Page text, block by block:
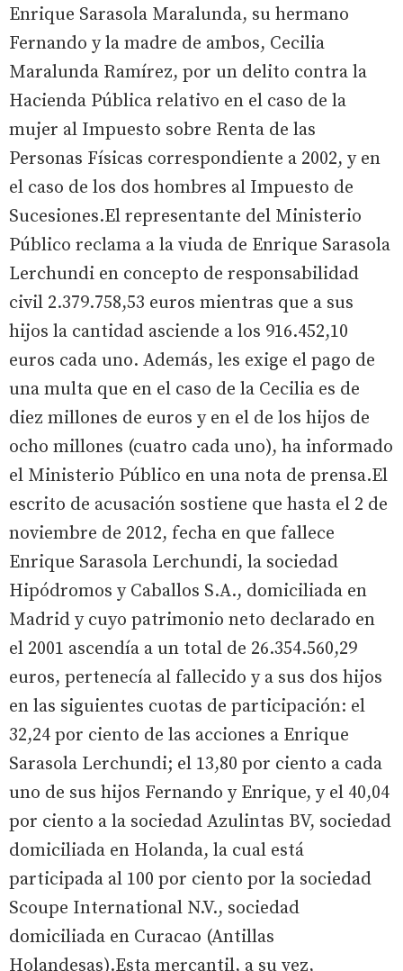
Enrique Sarasola Maralunda, su hermano
Fernando y la madre de ambos, Cecilia
Maralunda Ramírez, por un delito contra la
Hacienda Pública relativo en el caso de la
mujer al Impuesto sobre Renta de las
Personas Físicas correspondiente a 2002, y en
el caso de los dos hombres al Impuesto de
Sucesiones.El representante del Ministerio
Público reclama a la viuda de Enrique Sarasola
Lerchundi en concepto de responsabilidad
civil 2.379.758,53 euros mientras que a sus
hijos la cantidad asciende a los 916.452,10
euros cada uno. Además, les exige el pago de
una multa que en el caso de la Cecilia es de
diez millones de euros y en el de los hijos de
ocho millones (cuatro cada uno), ha informado
el Ministerio Público en una nota de prensa.El
escrito de acusación sostiene que hasta el 2 de
noviembre de 2012, fecha en que fallece
Enrique Sarasola Lerchundi, la sociedad
Hipódromos y Caballos S.A., domiciliada en
Madrid y cuyo patrimonio neto declarado en
el 2001 ascendía a un total de 26.354.560,29
euros, pertenecía al fallecido y a sus dos hijos
en las siguientes cuotas de participación: el
32,24 por ciento de las acciones a Enrique
Sarasola Lerchundi; el 13,80 por ciento a cada
uno de sus hijos Fernando y Enrique, y el 40,04
por ciento a la sociedad Azulintas BV, sociedad
domiciliada en Holanda, la cual está
participada al 100 por ciento por la sociedad
Scoupe International N.V., sociedad
domiciliada en Curacao (Antillas
Holandesas).Esta mercantil, a su vez,